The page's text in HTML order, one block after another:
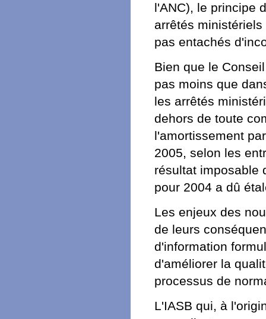
l'ANC), le principe
arrêtés
pas entachés
Bien que le
pas moins que
les arrêtés
dehors de toute
l'amortissement
2005, selon les
résultat imposable
pour 2004 a dû
Les enjeux des
de leurs
d'information
d'améliorer la
processus de
L'IASB qui, à